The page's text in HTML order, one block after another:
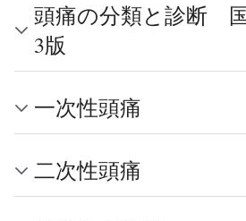
頭痛の分類と診断
3版
一次性頭痛
二次性頭痛